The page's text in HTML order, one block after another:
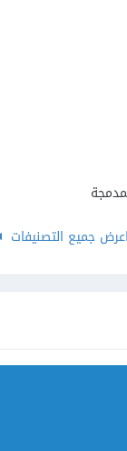
اعرض جميع التصنيفات